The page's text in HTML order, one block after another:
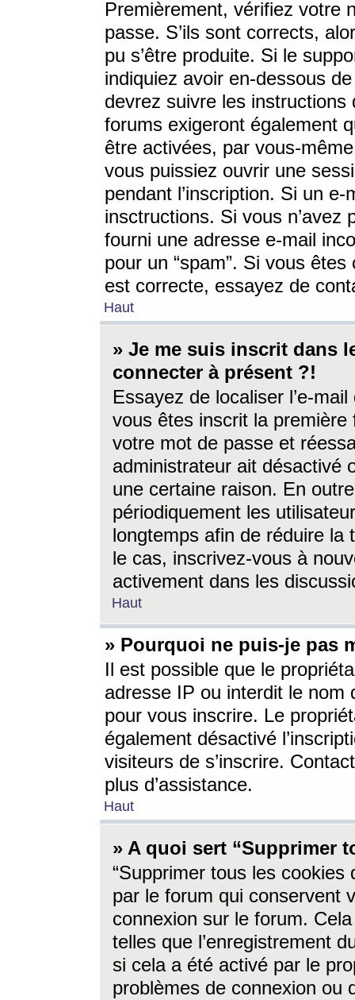
Premièrement, vérifiez votre
passe. S’ils sont corrects,
pu s’être produite. Si le
indiquiez avoir en-dessous
devrez suivre les
forums exigeront également
être activées, par vous-
vous puissiez ouvrir une
pendant l’inscription. Si un
insctructions. Si vous n’avez
fourni une adresse e-mail
pour un “spam”. Si vous
est correcte, essayez de
Haut
» Je me suis inscrit dans
connecter à présent ?!
Essayez de localiser l’e-
vous êtes inscrit la première
votre mot de passe et
administrateur ait désactivé
une certaine raison. En
périodiquement les
longtemps afin de réduire la
le cas, inscrivez-vous à
activement dans les
Haut
» Pourquoi ne puis-je pas
Il est possible que le
adresse IP ou interdit le nom
pour vous inscrire. Le
également désactivé
visiteurs de s’inscrire.
plus d’assistance.
Haut
» A quoi sert “Supprimer
“Supprimer tous les cookies
par le forum qui conservent
connexion sur le forum.
telles que l’enregistrement
si cela a été activé par le
problèmes de connexion ou